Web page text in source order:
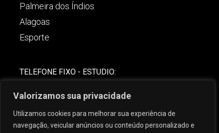
Valorizamos sua privacidade
Utilizamos cookies para melhorar sua experiência de
navegação, veicular anúncios ou conteúdo personalizado e
Palmeira dos Índios
Alagoas
Esporte
TELEFONE FIXO - ESTUDIO:
(82) 99621-8806